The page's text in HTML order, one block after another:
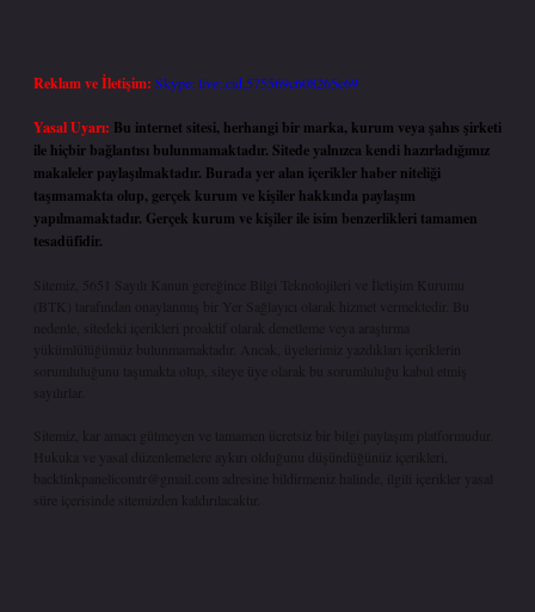
Reklam ve İletişim: Skype: live:.cid.575569c608265c69
Yasal Uyarı: Bu internet sitesi, herhangi bir marka, kurum veya şahıs şirketi
ile hiçbir bağlantısı bulunmamaktadır. Sitede yalnızca kendi hazırladığımız
makaleler paylaşılmaktadır. Burada yer alan içerikler haber niteliği
taşımamakta olup, gerçek kurum ve kişiler hakkında paylaşım
yapılmamaktadır. Gerçek kurum ve kişiler ile isim benzerlikleri tamamen
tesadüfidir.
Sitemiz, 5651 Sayılı Kanun gereğince Bilgi Teknolojileri ve İletişim Kurumu
(BTK) tarafından onaylanmış bir Yer Sağlayıcı olarak hizmet vermektedir. Bu
nedenle, sitedeki içerikleri proaktif olarak denetleme veya araştırma
yükümlülüğümüz bulunmamaktadır. Ancak, üyelerimiz yazdıkları içeriklerin
sorumluluğunu taşımakta olup, siteye üye olarak bu sorumluluğu kabul etmiş
sayılırlar.
Sitemiz, kar amacı gütmeyen ve tamamen ücretsiz bir bilgi paylaşım platformudur.
Hukuka ve yasal düzenlemelere aykırı olduğunu düşündüğünüz içerikleri,
backlinkpanelicomtr@gmail.com
adresine bildirmeniz halinde, ilgili içerikler yasal
süre içerisinde sitemizden kaldırılacaktır.